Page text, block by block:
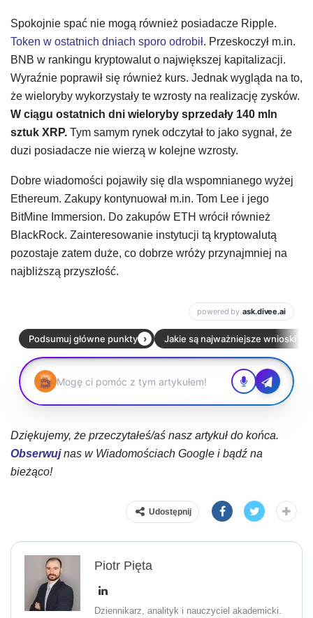
Spokojnie spać nie mogą również posiadacze Ripple.
Token w ostatnich dniach sporo odrobił. Przeskoczył m.in.
BNB w rankingu kryptowalut o największej kapitalizacji.
Wyraźnie poprawił się również kurs. Jednak wygląda na to,
że wieloryby wykorzystały te wzrosty na realizację zysków.
W ciągu ostatnich dni wieloryby sprzedały 140 mln
sztuk XRP. Tym samym rynek odczytał to jako sygnał, że
duzi posiadacze nie wierzą w kolejne wzrosty.
Dobre wiadomości pojawiły się dla wspomnianego wyżej
Ethereum. Zakupy kontynuował m.in. Tom Lee i jego
BitMine Immersion. Do zakupów ETH wrócił również
BlackRock. Zainteresowanie instytucji tą kryptowalutą
pozostaje zatem duże, co dobrze wróży przynajmniej na
najbliższą przyszłość.
Dziękujemy, że przeczytałeś/aś nasz artykuł do końca.
Obserwujnas w Wiadomościach Google i bądź na
bieżąco!
Udostępnij
Piotr Pięta
Dziennikarz, analityk i nauczyciel akademicki.